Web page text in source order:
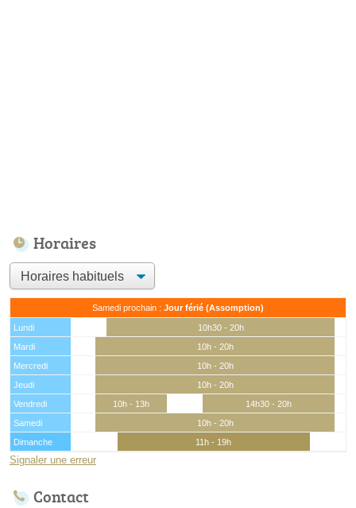
Horaires
Samedi prochain : Jour férié (Assomption)
Lundi
10h30 - 20h
Mardi
10h - 20h
Mercredi
10h - 20h
Jeudi
10h - 20h
Vendredi
10h - 13h
14h30 - 20h
Samedi
10h - 20h
Dimanche
11h - 19h
Signaler une erreur
Contact